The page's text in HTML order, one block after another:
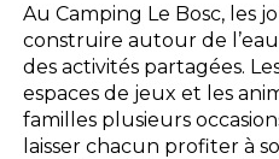
Au Camping Le Bosc, les
construire autour de
des activités partagées.
espaces de jeux et les
familles plusieurs
laisser chacun profiter à